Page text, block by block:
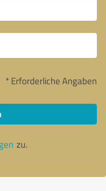
* Erforderliche Angaben
zu.